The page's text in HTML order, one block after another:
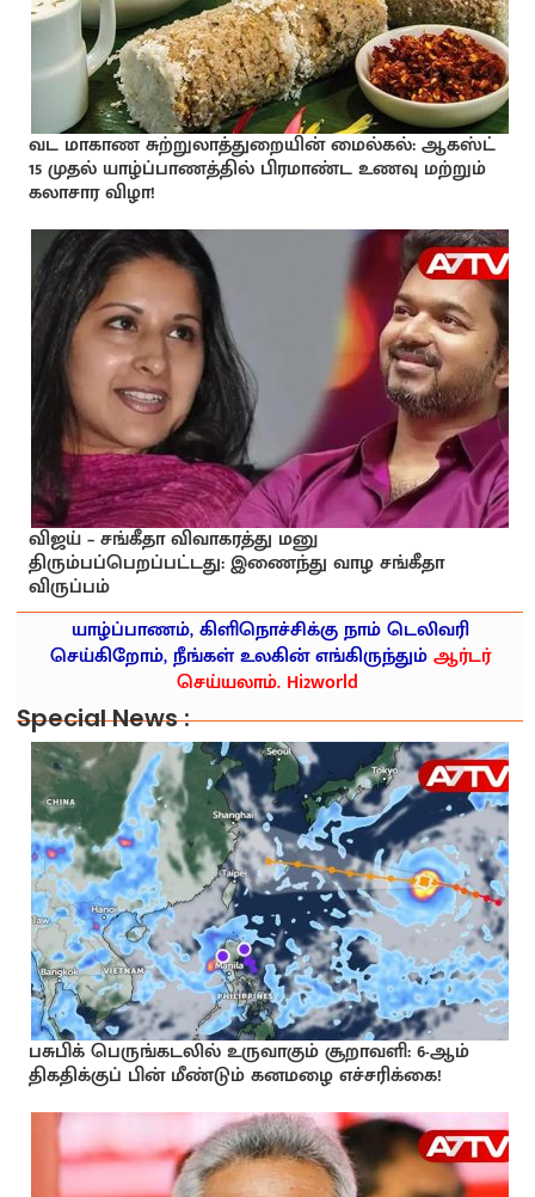
வட மாகாண சுற்றுலாத்துறையின் மைல்கல்: ஆகஸ்ட்
15 முதல் யாழ்ப்பாணத்தில் பிரமாண்ட உணவு மற்றும்
கலாசார விழா!
விஜய் – சங்கீதா விவாகரத்து மனு
திரும்பப்பெறப்பட்டது: இணைந்து வாழ சங்கீதா
விருப்பம்
யாழ்ப்பாணம், கிளிநொச்சிக்கு நாம் டெலிவரி
செய்கிறோம், நீங்கள் உலகின் எங்கிருந்தும்ஆர்டர்
செய்யலாம். Hi2world
Special News :
பசுபிக் பெருங்கடலில் உருவாகும் சூறாவளி: 6-ஆம்
திகதிக்குப் பின் மீண்டும் கனமழை எச்சரிக்கை!